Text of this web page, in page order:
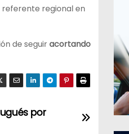
referente regional en
de seguiracortando
por